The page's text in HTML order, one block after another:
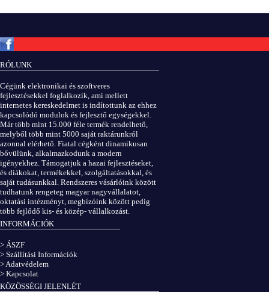
RÓLUNK
Cégünk elektronikai és szoftveres
fejlesztésekkel foglalkozik, ami mellett
internetes kereskedelmet is indítottunk az ehhez
kapcsolódó modulok és fejlesztő egységekkel.
Már több mint 15.000 féle termék rendelhető,
melyből több mint 5000 saját raktárunkról
azonnal elérhető. Fiatal cégként dinamikusan
bővülünk, alkalmazkodunk a modern
igényekhez. Támogatjuk a hazai fejlesztéseket,
és diákokat, termékekkel, szolgáltatásokkal, és
saját tudásunkkal. Rendszeres vásárlóink között
tudhatunk rengeteg magyar nagyvállalatot,
oktatási intézményt, megbízóink között pedig
több fejlődő kis- és közép- vállalkozást.
INFORMÁCIÓK
> ÁSZF
> Szállítási Információk
> Adatvédelem
> Kapcsolat
KÖZÖSSÉGI JELENLÉT